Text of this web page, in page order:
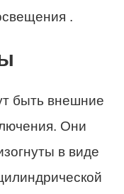
.
быть внешние
Они
в виде